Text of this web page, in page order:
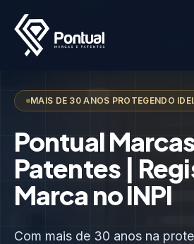
MAIS DE 30 ANOS PROTEGENDO
Pontual
Patentes |
Marca no INPI
Com mais de 30 anos na